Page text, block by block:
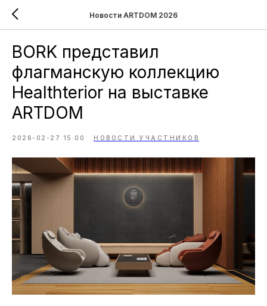
Новости ARTDOM 2026
BORK представил
флагманскую коллекцию
Healthterior на выставке
ARTDOM
2026-02-27 15:00 НОВОСТИ УЧАСТНИКОВ